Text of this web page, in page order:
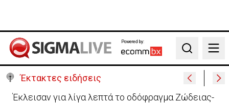
Powered by:
Search
Έκτακτες ειδήσεις
Έκλεισαν για λίγα λεπτά το οδόφραγμα Ζώδειας-